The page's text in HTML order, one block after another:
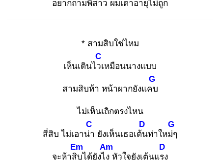
อยากถามพี่สาว ผมเดาอายุไม่ถูก
* สามสิบใช่ไหม
เห็นเดินไวเ
C
หมือนนางแบบ
สามสิบห้า หน้าผากยังแคบ
G
ไม่เห็นเถิกตรงไหน
สี่สิบ ไม่เอาน่า
C
ยังเห็นเธอเต้น
D
ท่าใหม่ๆ
G
จะห้าสิบ
Em
ได้ยังไง
Am
หัวใจยังเต้นแรง
D